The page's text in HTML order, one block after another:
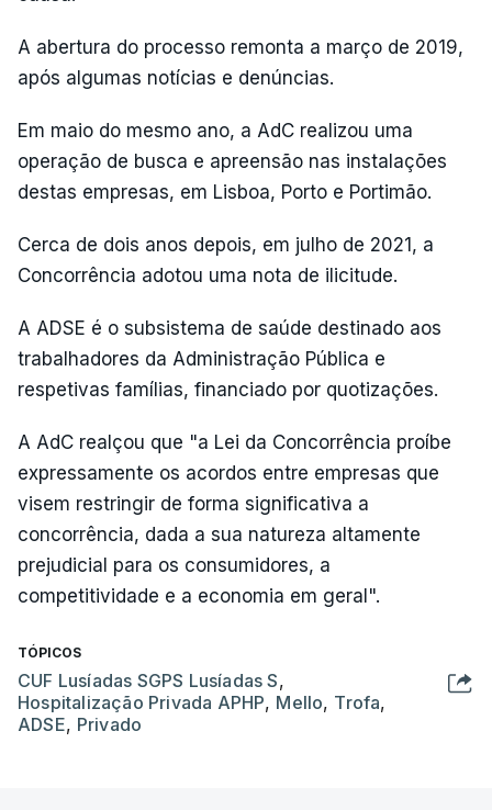
A abertura do processo remonta a março de 2019,
após algumas notícias e denúncias.
Em maio do mesmo ano, a AdC realizou uma
operação de busca e apreensão nas instalações
destas empresas, em Lisboa, Porto e Portimão.
Cerca de dois anos depois, em julho de 2021, a
Concorrência adotou uma nota de ilicitude.
A ADSE é o subsistema de saúde destinado aos
trabalhadores da Administração Pública e
respetivas famílias, financiado por quotizações.
A AdC realçou que "a Lei da Concorrência proíbe
expressamente os acordos entre empresas que
visem restringir de forma significativa a
concorrência, dada a sua natureza altamente
prejudicial para os consumidores, a
competitividade e a economia em geral".
TÓPICOS
CUF Lusíadas SGPS Lusíadas S,
Hospitalização Privada APHP, Mello, Trofa,
ADSE, Privado